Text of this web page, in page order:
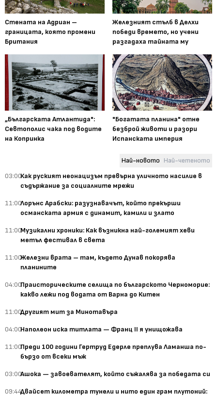
Стената на Адриан –
границата, която промени
Британия
Железният стълб в Делхи
победи времето, но учени
разгадаха тайната му
„Българската Атлантида":
Севтополис чака под водите
на Копринка
"Богатата планина" отне
безброй животи и разори
Испанската империя
Най-новото Най-четеното
03:00Как руският неонацизъм превърна уличното насилие в
съдържание за социалните мрежи
11:00Лорънс Арабски: разузнавачът, който прекърши
османската армия с динамит, камили и злато
11:00Музикални хроники: Как възникна най-големият хеви
метъл фестивал в света
11:00Железни врата – там, където Дунав покорява
планините
04:00Праисторическите селища по българското Черноморие:
какво лежи под водата от Варна до Китен
11:00Другият мит за Минотавъра
04:00Наполеон иска титлата — Франц II я унищожава
11:00Преди 100 години Гертруд Едерле преплува Ламанша по-
бързо от всеки мъж
03:00Ашока — завоевателят, който съжалява за победата си
09:44Двайсет километра тунели и нито един грам плутоний: